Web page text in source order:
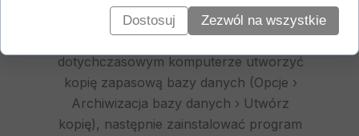
W celu przeniesienia programu Eko-Soft
dotychczasowym komputerze utworzyć
kopię zapasową bazy danych (Opcje ›
Archiwizacja bazy danych › Utwórz
kopię), następnie zainstalować program
Dostosuj Zezwól na wszystkie